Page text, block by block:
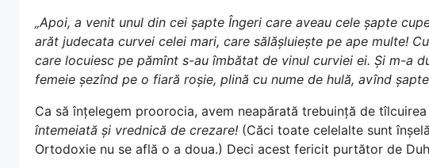
„Apoi, a venit unul din cei șapte Îngeri care aveau cele șapte
arăt judecata curvei celei mari, care sălășluiește pe ape multe!
care locuiesc pe pămînt s-au îmbătat de vinul curviei ei. Și m-a
femeie șezînd pe o fiară roșie, plină cu nume de hulă, avînd
Ca să înțelegem proorocia, avem neapărată trebuință de
întemeiată și vrednică de crezare! (Căci toate celelalte sunt
Ortodoxie nu se află o a doua.) Deci acest fericit purtător de